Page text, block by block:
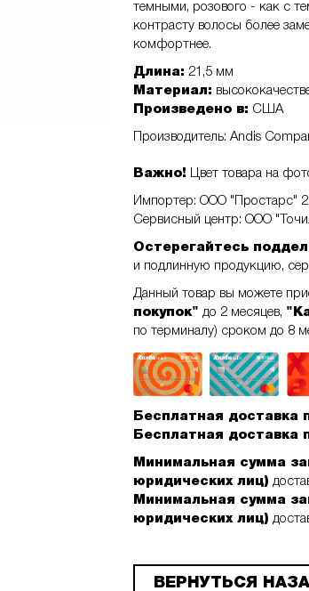
темными, розового - как с
контрасту волосы более
комфортнее.
Длина: 21,5 мм
Материал:
Произведено в: США
Производитель: Andis
Важно! Цвет товара на
Импортер: ООО "Простарс"
Сервисный центр: ООО
Остерегайтесь
и подлинную продукцию,
Данный товар вы можете
покупок" до 2 месяцев,
по терминалу) сроком до 8
Бесплатная доставка
Бесплатная доставка
Минимальная сумма
юридических лиц)
Минимальная сумма
юридических лиц)
ВЕРНУТЬСЯ